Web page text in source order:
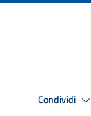
Condividi